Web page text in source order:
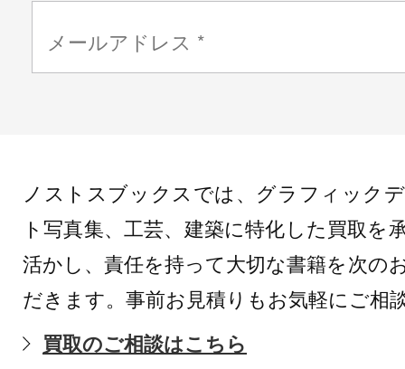
ノストスブックスでは、グラフィック
ト写真集、工芸、建築に特化した買取を
活かし、責任を持って大切な書籍を次の
だきます。事前お見積りもお気軽にご相
買取のご相談はこちら